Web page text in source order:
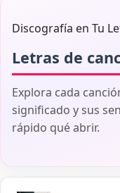
Discografía en Tu
Letras de
Explora cada
significado y sus
rápido qué abrir.